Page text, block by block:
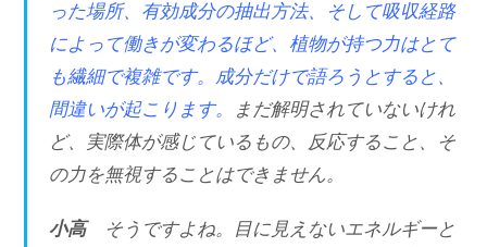
った場所、有効成分の抽出方法、そして吸収経路
によって働きが変わるほど、植物が持つ力はとて
も繊細で複雑です。成分だけで語ろうとすると、
間違いが起こります。
まだ解明されていないけれ
ど、実際体が感じているもの、反応すること、そ
の力を無視することはできません。
小高
そうですよね。目に見えないエネルギーと